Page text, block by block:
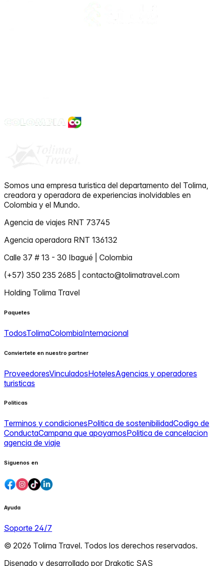
Somos una empresa turistica del departamento del Tolima,
creadora y operadora de experiencias inolvidables en
Colombia y el Mundo.
Agencia de viajes RNT 73745
Agencia operadora RNT 136132
Calle 37 # 13 - 30 Ibagué | Colombia
(+57) 350 235 2685 | contacto@tolimatravel.com
Holding Tolima Travel
Paquetes
TodosTolimaColombiaInternacional
Conviertete en nuestro partner
ProveedoresVinculadosHotelesAgencias y operadores
turisticas
Politicas
Terminos y condicionesPolitica de sostenibilidadCodigo de
ConductaCampana que apoyamosPolitica de cancelacion
agencia de viaje
Siguenos en
Ayuda
Soporte 24/7
© 2026 Tolima Travel. Todos los derechos reservados.
Disenado y desarrollado por Drakotic SAS